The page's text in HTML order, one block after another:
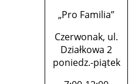
„Pro Familia”
Czerwonak, ul.
Działkowa 2
poniedz.-piątek